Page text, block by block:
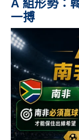
A 組形勢：
一搏